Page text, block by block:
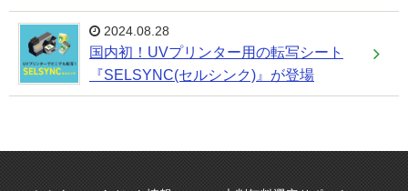
2024.08.28
国内初！UVプリンター用の転写シート
『SELSYNC(セルシンク)』が登場